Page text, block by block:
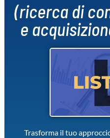
(ricerca di
e
Trasforma il tuo